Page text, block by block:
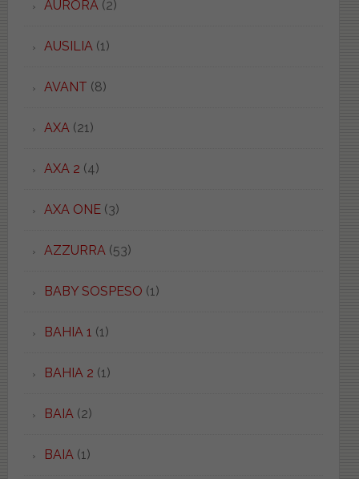
AURORA (2)
AUSILIA (1)
AVANT (8)
AXA (21)
AXA 2 (4)
AXA ONE(3)
AZZURRA (53)
BABY SOSPESO (1)
BAHIA 1 (1)
BAHIA 2 (1)
BAIA (2)
BAIA (1)